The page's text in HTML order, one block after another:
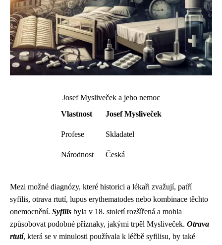
Josef Mysliveček a jeho nemoc
Vlastnost
Josef Mysliveček
Profese Skladatel
Národnost Česká
Mezi možné diagnózy, které historici a lékaři zvažují, patří
syfilis, otrava rtutí, lupus erythematodes nebo kombinace těchto
onemocnění. Syfilis byla v 18. století rozšířená a mohla
způsobovat podobné příznaky, jakými trpěl Mysliveček. Otrava
rtutí, která se v minulosti používala k léčbě syfilisu, by také